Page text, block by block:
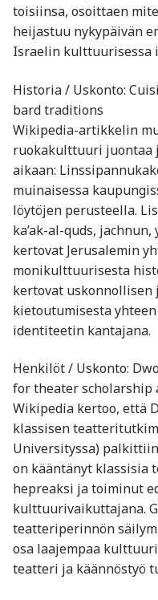
toisiinsa, osoittaen
heijastuu nykypäivän
Israelin kulttuurisessa
Historia / Uskonto:
bard traditions
Wikipedia-artikkelin
ruokakulttuuri juontaa
aikaan:
muinaisessa
löytöjen perusteella.
ka’ak-al-quds,
kertovat Jerusalemin
monikulttuurisesta
kertovat uskonnollisen
kietoutumisesta
identiteetin kantajana.
Henkilöt / Uskonto:
for theater scholarship
Wikipedia kertoo, että
klassisen
Universityssa)
on kääntänyt klassisia
hepreaksi ja toiminut
kulttuurivaikuttajana.
teatteriperinnön
osa laajempaa
teatteri ja käännöstyö